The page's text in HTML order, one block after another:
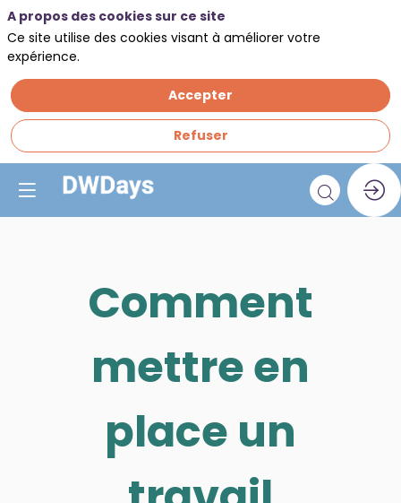
Comment
mettre en
place un
A propos des cookies sur ce site
Ce site utilise des cookies visant à améliorer votre
expérience.
Accepter
Refuser